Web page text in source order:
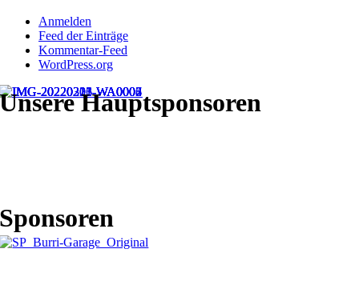
Anmelden
Feed der Einträge
Kommentar-Feed
WordPress.org
Unsere Hauptsponsoren
Sponsoren